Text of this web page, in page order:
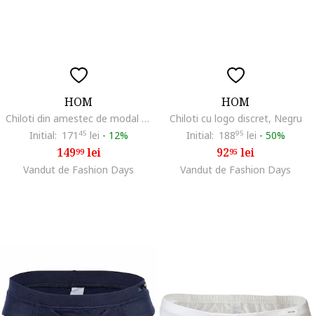
HOM
Chiloti din amestec de modal cu model uni, Alb
Initial: 171 45 lei - 12%
14999lei
Vandut de Fashion Days
HOM
Chiloti cu logo discret, Negru
Initial: 18895 lei - 50%
9295 lei
Vandut de Fashion Days